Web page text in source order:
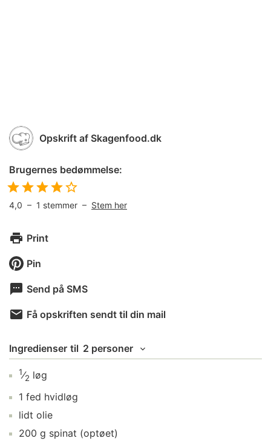
Opskrift af Skagenfood.dk
Brugernes bedømmelse:
4,0 – 1 stemmer – Stem her
Print
Pin
Send på SMS
Få opskriften sendt til din mail
Ingredienser til 2 personer
1⁄2 løg
1 fed hvidløg
lidt olie
200 g spinat (optøet)